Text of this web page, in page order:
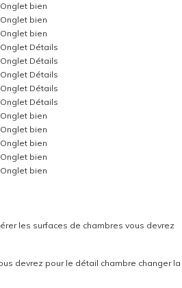
Onglet bien
Onglet bien
Onglet bien
Onglet Détails
Onglet Détails
Onglet Détails
Onglet Détails
Onglet Détails
Onglet bien
Onglet bien
Onglet bien
Onglet bien
Onglet bien
les surfaces de chambres vous devrez
devrez pour le détail chambre changer la